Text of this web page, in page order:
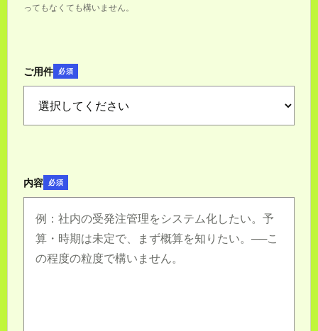
ってもなくても構いません。
ご用件 必須
内容 必須